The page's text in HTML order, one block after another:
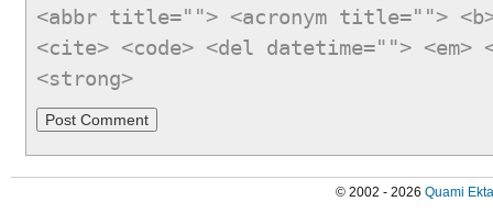
<abbr title=""> <acronym title="">
<cite> <code> <del datetime="">
<strong>
© 2002 - 2026 Quami